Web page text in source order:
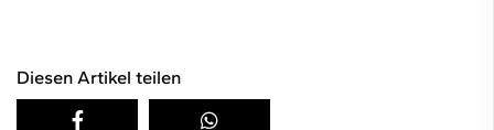
Diesen Artikel teilen